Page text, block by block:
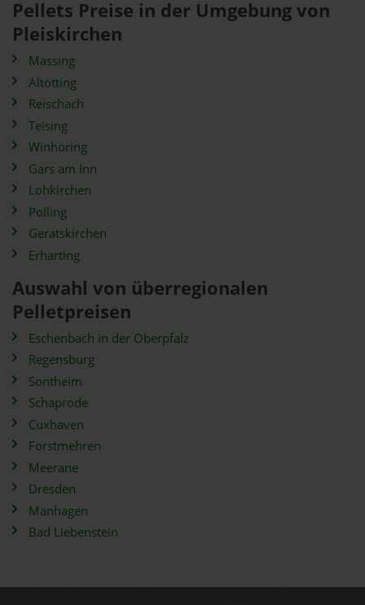
Pellets Preise in der Umgebung von
Pleiskirchen
Massing
Altötting
Reischach
Teising
Winhöring
Gars am Inn
Lohkirchen
Polling
Geratskirchen
Erharting
Auswahl von überregionalen
Pelletpreisen
Eschenbach in der Oberpfalz
Regensburg
Sontheim
Schaprode
Cuxhaven
Forstmehren
Meerane
Dresden
Manhagen
Bad Liebenstein